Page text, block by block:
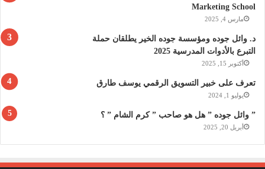
Marketing School
مارس 4, 2025
د. وائل جوده ومؤسسة جوده الخير يطلقان حملة
التبرع بالأدوات المدرسية 2025
أكتوبر 15, 2025
تعرف على خبير التسويق الرقمي يوسف طارق
يوليو 1, 2024
” وائل جوده ” هل هو صاحب ” كرم الشام ” ؟
أبريل 20, 2025